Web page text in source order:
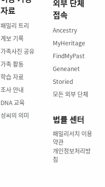
자료
패밀리 트리
계보 기록
가족사진 공유
가족 활동
학습 자료
조사 안내
DNA 교육
성씨의 의미
외부 단체
접속
Ancestry
MyHeritage
FindMyPast
Geneanet
Storied
모든 외부 단체
법률 센터
패밀리서치 이용
약관
개인정보처리방
침